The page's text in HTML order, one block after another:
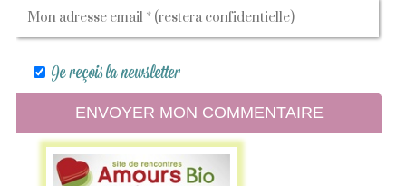
Je reçois la newsletter